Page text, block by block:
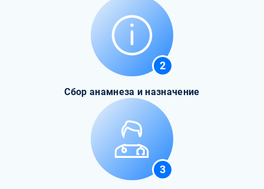
2
Сбор анамнеза и назначение
3